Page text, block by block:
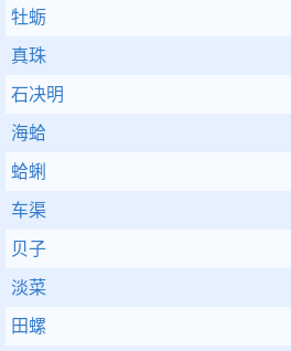
牡蛎
真珠
石决明
海蛤
蛤蜊
车渠
贝子
淡菜
田螺